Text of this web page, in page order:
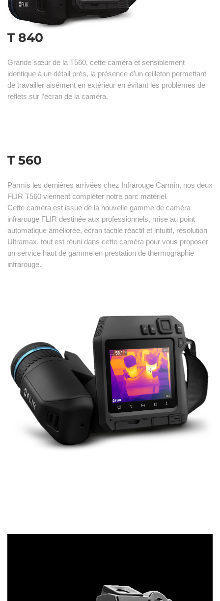
T 840
Grande sœur de la T560, cette caméra et sensiblement
identique à un détail près, la présence d’un œilleton permettant
de travailler aisément en extérieur en évitant les problèmes de
reflets sur l’écran de la caméra.
T 560
Parmis les dernières arrivées chez Infrarouge Carmin, nos deux
FLIR T560 viennent compléter notre parc matériel.
Cette caméra est issue de la nouvelle gamme de caméra
infrarouge FLIR destinée aux professionnels, mise au point
automatique améliorée, écran tactile réactif et intuitif, résolution
Ultramax, tout est réuni dans cette caméra pour vous proposer
un service haut de gamme en prestation de thermographie
infrarouge.